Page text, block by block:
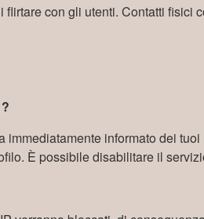
con gli utenti. Contatti fisici
informato dei
È possibile disabilitare il